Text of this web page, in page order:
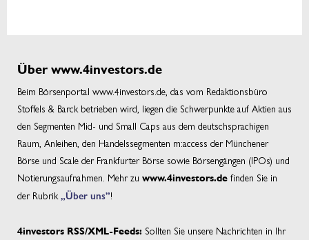
Über www.4investors.de
Beim Börsenportal www.4investors.de, das vom Redaktionsbüro
Stoffels & Barck betrieben wird, liegen die Schwerpunkte auf Aktien aus
den Segmenten Mid- und Small Caps aus dem deutschsprachigen
Raum, Anleihen, den Handelssegmenten m:access der Münchener
Börse und Scale der Frankfurter Börse sowie Börsengängen (IPOs) und
Notierungsaufnahmen. Mehr zu www.4investors.de finden Sie in
der Rubrik „Über uns”!
4investors RSS/XML-Feeds: Sollten Sie unsere Nachrichten in Ihr